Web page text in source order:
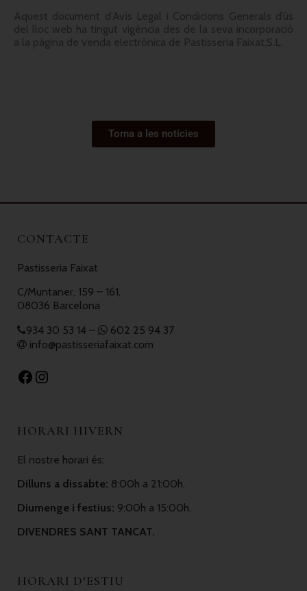
Aquest document d’Avís Legal i Condicions Generals d’ús
del lloc web ha tingut vigència des de la seva incorporació
a la pàgina de venda electrònica de Pastisseria Faixat,S.L.
Torna a les notícies
CONTACTE
Pastisseria Faixat
C/Muntaner, 159 – 161,
08036 Barcelona
934 30 53 14 –
602 25 94 37
info@pastisseriafaixat.com
HORARI HIVERN
El nostre horari és:
Dilluns a dissabte: 8:00h a 21:00h.
Diumenge i festius: 9:00h a 15:00h.
DIVENDRES SANT TANCAT.
HORARI D’ESTIU